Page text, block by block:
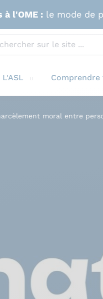
à l'OME : le mode de
Comprendre
moral entre